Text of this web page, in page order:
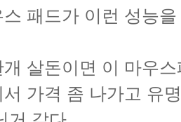
패드가 이런 성능
살돈이면 이 마우
가격 좀 나가고 유